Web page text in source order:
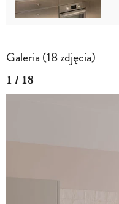
Galeria (18 zdjęcia)
1 / 18